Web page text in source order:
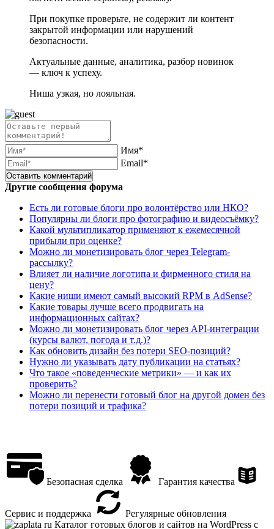
При покупке проверьте, не содержит ли контент
закрытой информации или нарушений
безопасности.
Актуальные данные, аналитика, разбор новинок
— ключ к успеху.
Ниша узкая, но лояльная.
Имя*
Email*
Другие сообщения форума
Есть ли готовые блоги про волонтёрство или НКО?
Популярны ли блоги про фотографию и видеосъёмку?
Какой мультипликатор применяют к ежемесячной
прибыли при оценке?
Можно ли монетизировать блог через Telegram-
рассылку?
Влияет ли наличие логотипа и фирменного стиля на
цену?
Какие ниши имеют самый высокий RPM в AdSense?
Какие товары лучше всего продвигать на
информационных сайтах?
Можно ли монетизировать блог через API-интеграции
(курсы валют, погода и т.д.)?
Как обновить дизайн без потери SEO-позиций?
Нужно ли указывать дату публикации на статьях?
Что такое «поведенческие метрики» — и как их
проверить?
Можно ли перенести готовый блог на другой домен без
потери позиций и трафика?
Безопасная сделка Гарантия качества
Сервис и поддержка
Регулярные обновления
Каталог готовых блогов и сайтов на WordPress с